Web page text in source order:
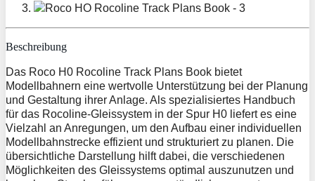
Beschreibung
Das Roco H0 Rocoline Track Plans Book bietet
Modellbahnern eine wertvolle Unterstützung bei der Planung
und Gestaltung ihrer Anlage. Als spezialisiertes Handbuch
für das Rocoline-Gleissystem in der Spur H0 liefert es eine
Vielzahl an Anregungen, um den Aufbau einer individuellen
Modellbahnstrecke effizient und strukturiert zu planen. Die
übersichtliche Darstellung hilft dabei, die verschiedenen
Möglichkeiten des Gleissystems optimal auszunutzen und